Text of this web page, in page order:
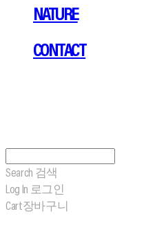
NATURE
CONTACT
Search 검색
Log In 로그인
Cart장바구니